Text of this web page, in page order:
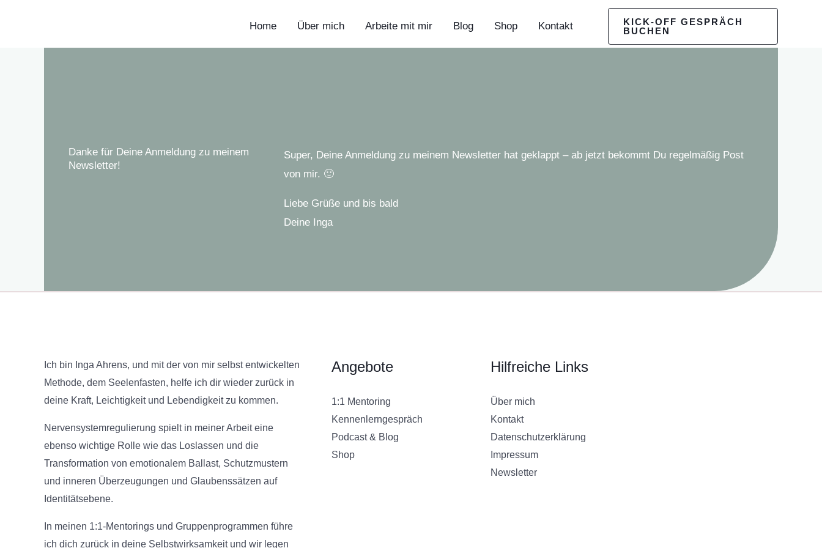
Home Über mich Arbeite mit mir Blog Shop Kontakt
KICK-OFF GESPRÄCH
BUCHEN
Danke für Deine Anmeldung zu meinem
Newsletter!
Super, Deine Anmeldung zu meinem Newsletter hat geklappt – ab jetzt bekommt Du regelmäßig Post
von mir. 🙂
Liebe Grüße und bis bald
Deine Inga
Ich bin Inga Ahrens, und mit der von mir selbst entwickelten
Methode, dem Seelenfasten, helfe ich dir wieder zurück in
deine Kraft, Leichtigkeit und Lebendigkeit zu kommen.
Nervensystemregulierung spielt in meiner Arbeit eine
ebenso wichtige Rolle wie das Loslassen und die
Transformation von emotionalem Ballast, Schutzmustern
und inneren Überzeugungen und Glaubenssätzen auf
Identitätsebene.
In meinen 1:1-Mentorings und Gruppenprogrammen führe
ich dich zurück in deine Selbstwirksamkeit und wir legen
Angebote
1:1 Mentoring
Kennenlerngespräch
Podcast & Blog
Shop
Hilfreiche Links
Über mich
Kontakt
Datenschutzerklärung
Impressum
Newsletter